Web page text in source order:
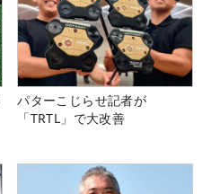
パターこじらせ記者が
「TRTL」で大改善